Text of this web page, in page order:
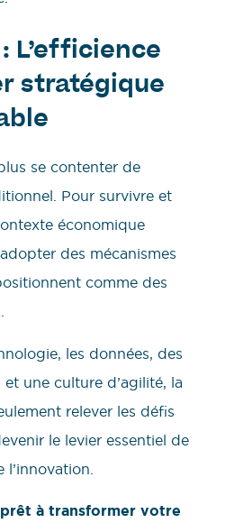
L’efficience
stratégique
se contenter de
Pour survivre et
économique
des mécanismes
comme des
les données, des
une culture d’agilité, la
relever les défis
le levier essentiel de
à transformer votre